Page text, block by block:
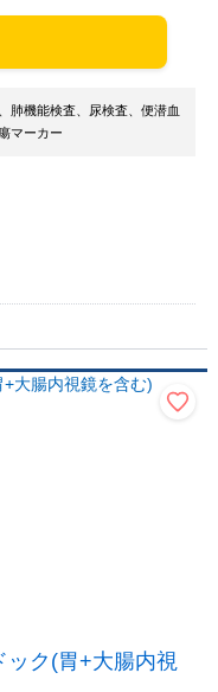
肺機能検査、尿検査、便潜血
マーカー
ック(胃+大腸内視